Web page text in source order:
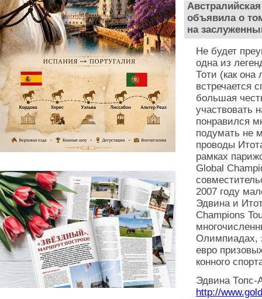
объявила о
на
Не будет
одна из
Тоти (как она
встречается
большая
участвовать
понравился
подумать не
проводы
рамках
Global
2007 году
Эдвина и
Champions
Олимпиадах,
евро
конного
Эдвина Топс-
http://